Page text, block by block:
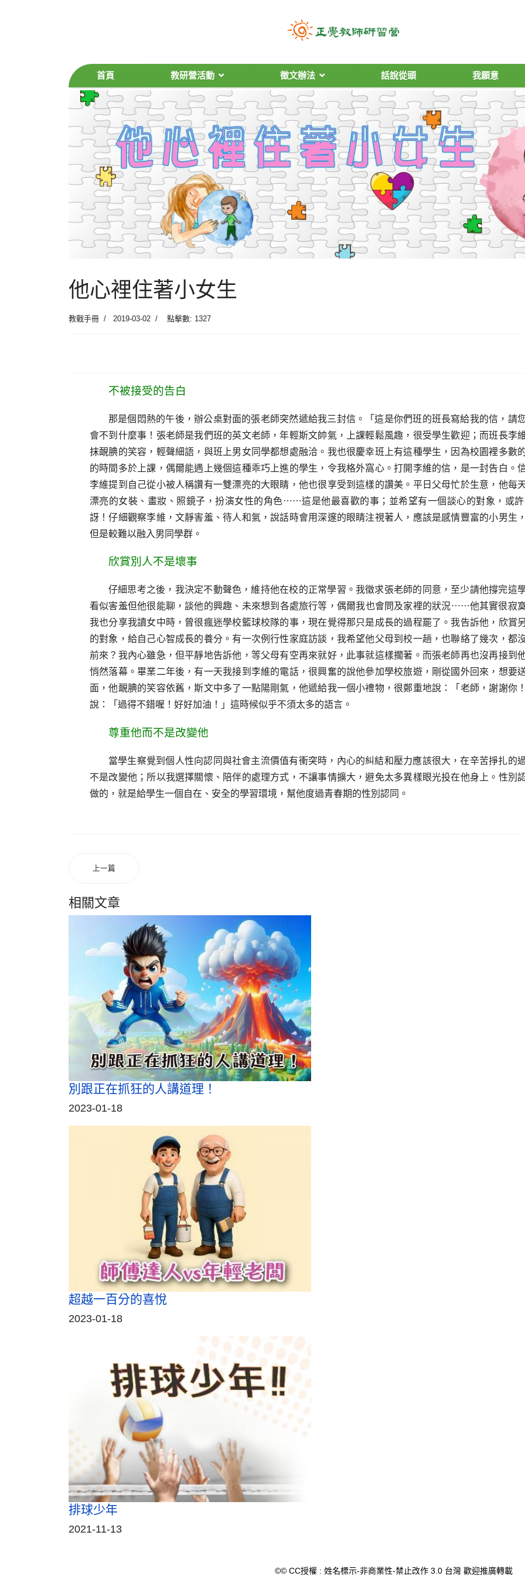
首頁 教研營活動 徵文辦法 話說從頭 我願意
他心裡住著小女生
教戰手冊 2019-03-02 點擊數: 1327
不被接受的告白
那是個悶熱的午後，辦公桌對面的張老師突然遞給我三封信。「這是你們班的班長寫給我的信，請
會不到什麼事！張老師是我們班的英文老師，年輕斯文帥氣，上課輕鬆風趣，很受學生歡迎；而班長李
抹靦腆的笑容，輕聲細語，與班上男女同學都想處融洽。我也很慶幸班上有這種學生，因為校園裡多數
的時間多於上課，偶爾能遇上幾個這種乖巧上進的學生，令我格外窩心。打開李維的信，是一封告白。
李維提到自己從小被人稱讚有一雙漂亮的大眼睛，他也很享受到這樣的讚美。平日父母忙於生意，他每
漂亮的女裝、畫妝、照鏡子，扮演女性的角色⋯⋯這是他最喜歡的事；並希望有一個談心的對象，或
訝！仔細觀察李維，文靜害羞、待人和氣，說話時會用深邃的眼睛注視著人，應該是感情豐富的小男生
但是較難以融入男同學群。
欣賞別人不是壞事
仔細思考之後，我決定不動聲色，維持他在校的正常學習。我徵求張老師的同意，至少請他撐完這
看似害羞但他很能聊，談他的興趣、未來想到各處旅行等，偶爾我也會問及家裡的狀況⋯⋯他其實很寂
我也分享我讀女中時，曾很瘋迷學校籃球校隊的事，現在覺得那只是成長的過程罷了。我告訴他，欣賞
的對象，給自己心智成長的養分。有一次例行性家庭訪談，我希望他父母到校一趟，也聯絡了幾次，都
前來？我內心雖急，但平靜地告訴他，等父母有空再來就好，此事就這樣擱著。而張老師再也沒再接到
悄然落幕。畢業二年後，有一天我接到李維的電話，很興奮的說他參加學校旅遊，剛從國外回來，想要
面，他靦腆的笑容依舊，斯文中多了一點陽剛氣，他遞給我一個小禮物，很鄭重地說：「老師，謝謝你
說：「過得不錯喔！好好加油！」這時候似乎不須太多的語言。
尊重他而不是改變他
當學生察覺到個人性向認同與社會主流價值有衝突時，內心的糾結和壓力應該很大，在辛苦掙扎的
不是改變他；所以我選擇關懷、陪伴的處理方式，不讓事情擴大，避免太多異樣眼光投在他身上。性別
做的，就是給學生一個自在、安全的學習環境，幫他度過青春期的性別認同。
上一篇
相關文章
別跟正在抓狂的人講道理！
2023-01-18
超越一百分的喜悅
2023-01-18
排球少年
2021-11-13
©© CC授權 : 姓名標示-非商業性-禁止改作 3.0 台灣 歡迎推廣轉載